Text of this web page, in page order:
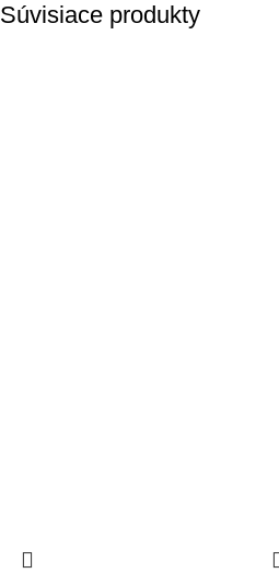
Súvisiace produkty